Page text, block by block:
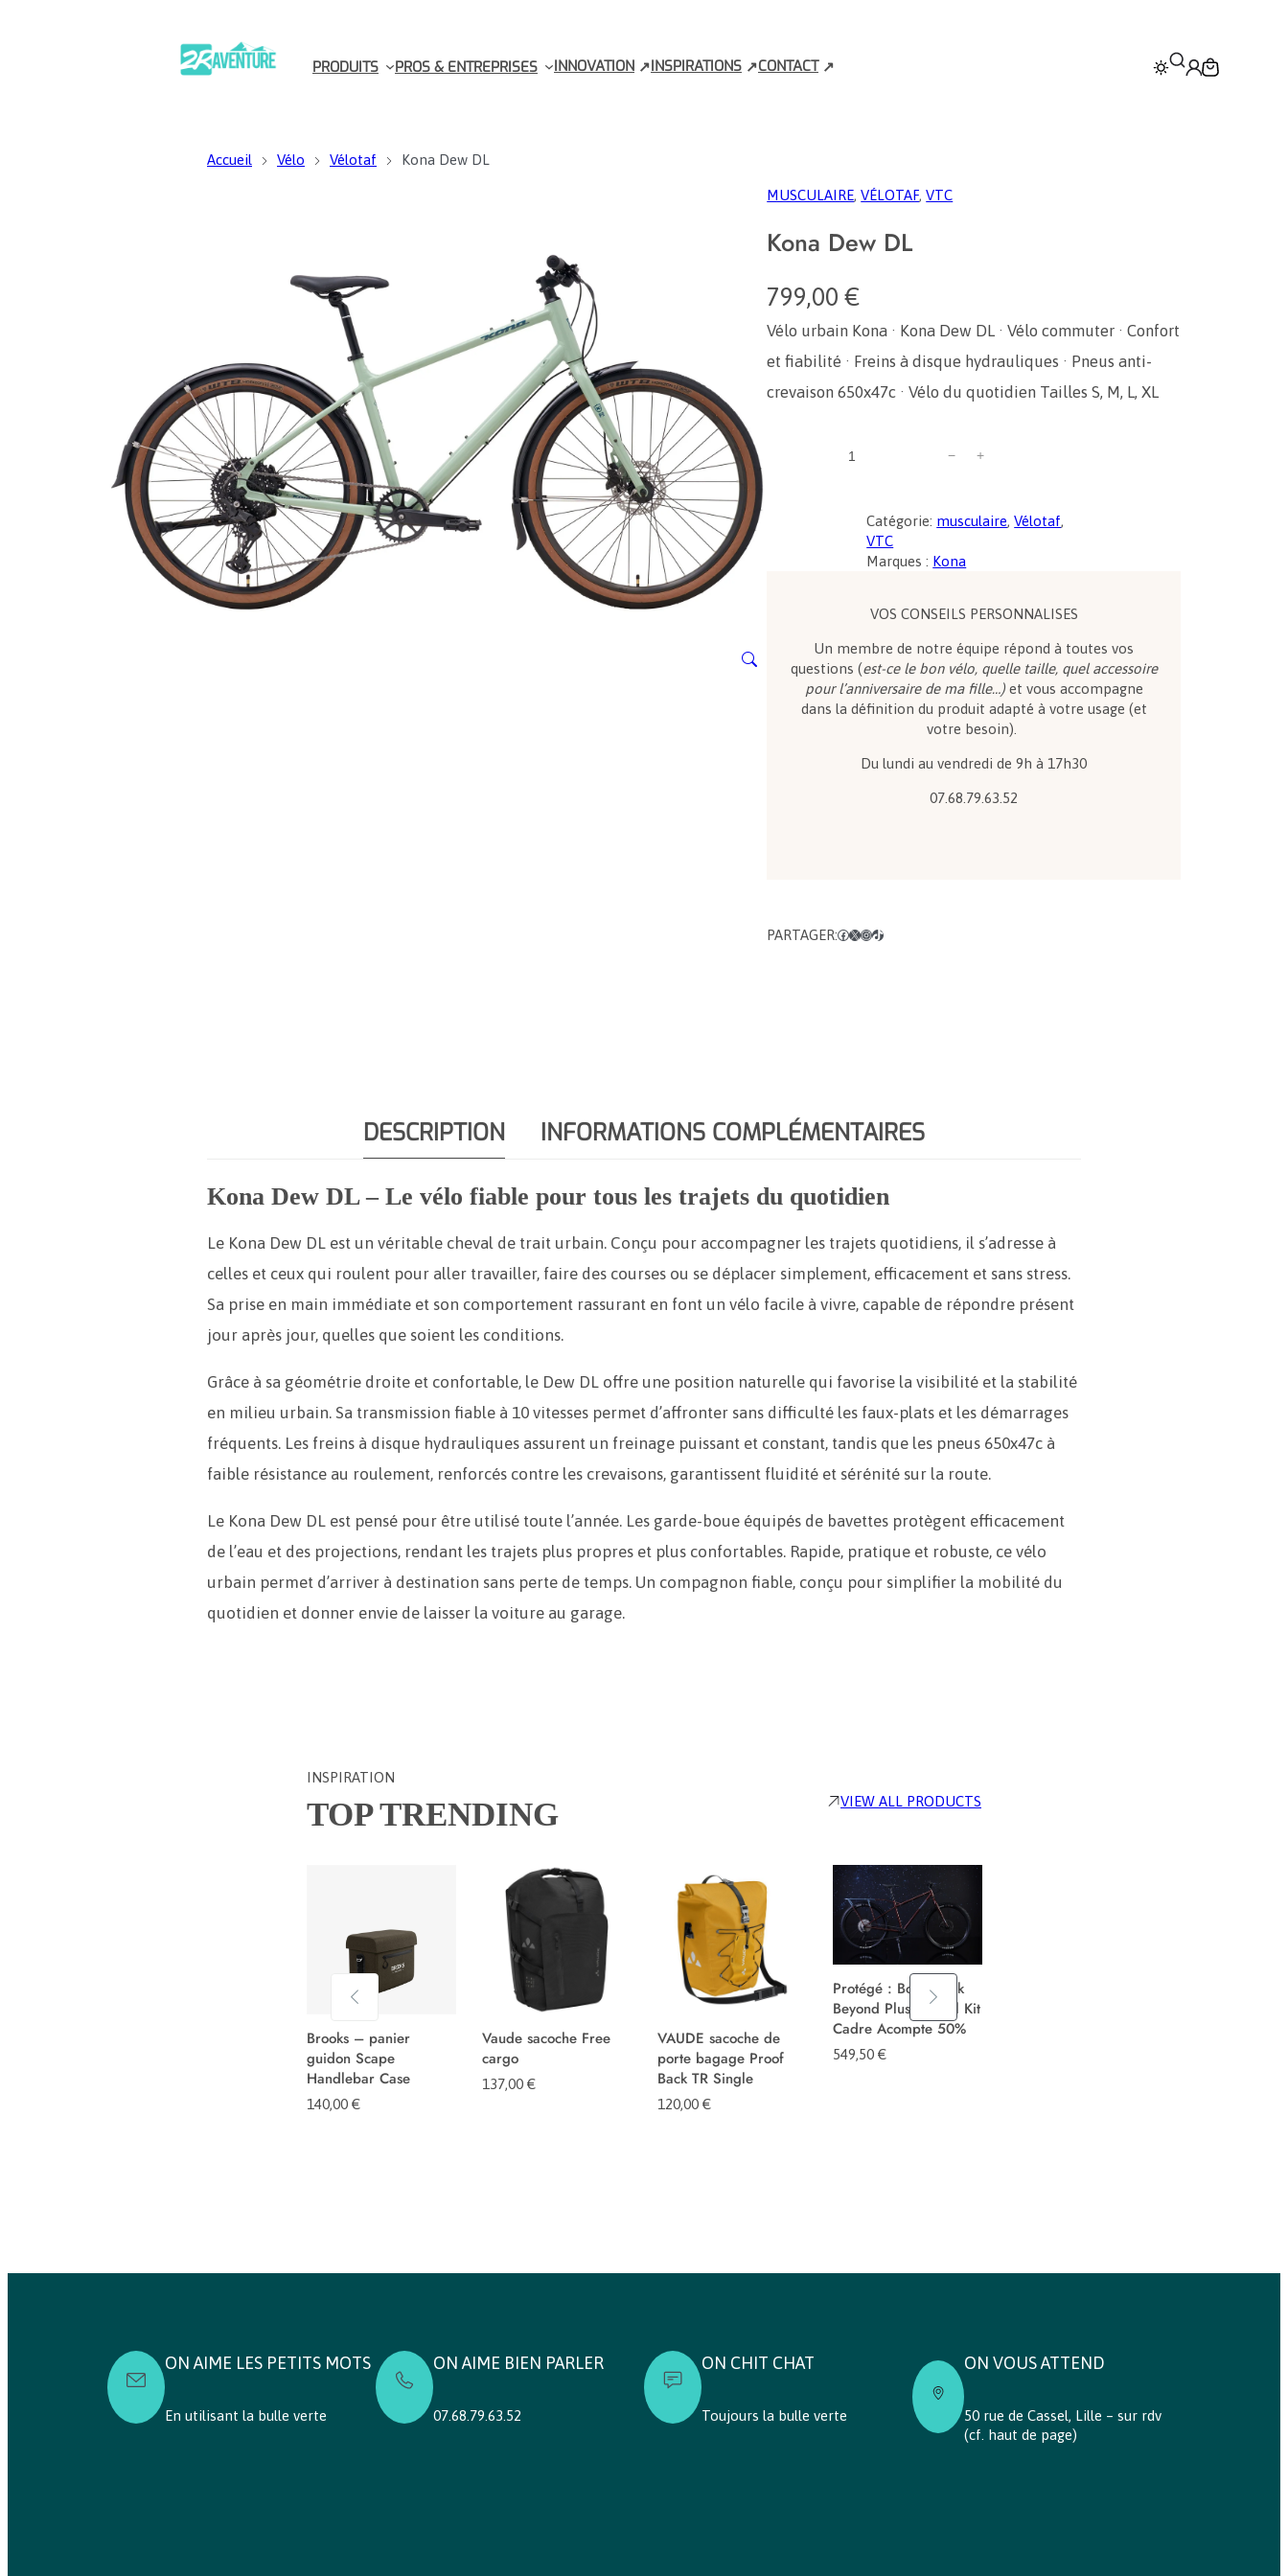
PRODUITS PROS & ENTREPRISES INNOVATION INSPIRATIONS CONTACT
Accueil Vélo Vélotaf Kona Dew DL
MUSCULAIRE, VÉLOTAF, VTC
Kona Dew DL
799,00€
Vélo urbain Kona · Kona Dew DL · Vélo commuter · Confort
et fiabilité · Freins à disque hydrauliques · Pneus anti-
crevaison 650x47c · Vélo du quotidien Tailles S, M, L, XL
− +
Catégorie: musculaire, Vélotaf
VTC
Marques : Kona
VOS CONSEILS PERSONNALISES
Un membre de notre équipe répond à toutes vos
questions (est-ce le bon vélo, quelle taille, quel accessoire
pour l’anniversaire de ma fille…)et vous accompagne
dans la définition du produit adapté à votre usage (et
votre besoin).
Du lundi au vendredi de 9h à 17h30
07.68.79.63.52
PARTAGER:Facebook X InstagramTikTok
DESCRIPTION INFORMATIONS COMPLÉMENTAIRES
Kona Dew DL – Le vélo fiable pour tous les trajets du quotidien
Le Kona Dew DL est un véritable cheval de trait urbain. Conçu pour accompagner les trajets quotidiens, il s’adresse à
celles et ceux qui roulent pour aller travailler, faire des courses ou se déplacer simplement, efficacement et sans stress.
Sa prise en main immédiate et son comportement rassurant en font un vélo facile à vivre, capable de répondre présent
jour après jour, quelles que soient les conditions.
Grâce à sa géométrie droite et confortable, le Dew DL offre une position naturelle qui favorise la visibilité et la stabilité
en milieu urbain. Sa transmission fiable à 10 vitesses permet d’affronter sans difficulté les faux-plats et les démarrages
fréquents. Les freins à disque hydrauliques assurent un freinage puissant et constant, tandis que les pneus 650x47c à
faible résistance au roulement, renforcés contre les crevaisons, garantissent fluidité et sérénité sur la route.
Le Kona Dew DL est pensé pour être utilisé toute l’année. Les garde-boue équipés de bavettes protègent efficacement
de l’eau et des projections, rendant les trajets plus propres et plus confortables. Rapide, pratique et robuste, ce vélo
urbain permet d’arriver à destination sans perte de temps. Un compagnon fiable, conçu pour simplifier la mobilité du
quotidien et donner envie de laisser la voiture au garage.
INSPIRATION
TOP TRENDING VIEW ALL PRODUCTS
Brooks – panier
guidon Scape
Handlebar Case
140,00 €
Vaude sacoche Free
cargo
137,00 €
VAUDE sacoche de
porte bagage Proof
Back TR Single
120,00 €
Protégé : Bombtrack
Beyond Plus Midtail Kit
Cadre Acompte 50%
549,50 €
ON AIME LES PETITS MOTS
En utilisant la bulle verte
ON AIME BIEN PARLER
07.68.79.63.52
ON CHIT CHAT
Toujours la bulle verte
ON VOUS ATTEND
50 rue de Cassel, Lille – sur rdv
(cf. haut de page)